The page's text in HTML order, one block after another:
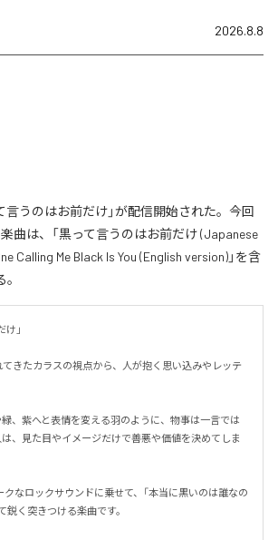
2026.8.8
言うのはお前だけ」が配信開始された。今回
曲は、「黒って言うのはお前だけ (Japanese
Calling Me Black Is You (English version)」を含
け」
てきたカラスの視点から、人が抱く思い込みやレッテ
、紫へと表情を変える羽のように、物事は一言では
、見た目やイメージだけで善悪や価値を決めてしま
クなロックサウンドに乗せて、「本当に黒いのは誰なの
鋭く突きつける楽曲です。